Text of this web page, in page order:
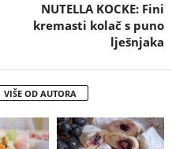
NUTELLA KOCKE: Fini
kremasti kolač s puno
lješnjaka
VIŠE OD AUTORA